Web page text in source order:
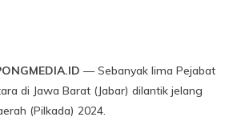
— Sebanyak lima Pejabat
di Jawa Barat (Jabar) dilantik jelang
(Pilkada) 2024.